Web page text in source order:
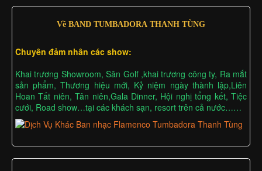
Về BAND TUMBADORA THANH TÙNG
Chuyên đảm nhân các show:
Khai trương Showroom, Sân Golf ,khai trương công ty, Ra mắt
sản phẩm, Thương hiệu mới, Kỷ niệm ngày thành lập,Liên
Hoan Tất niên, Tân niên,Gala Dinner, Hội nghị tổng kết, Tiệc
cưới, Road show…tại các khách sạn, resort trên cả nước……